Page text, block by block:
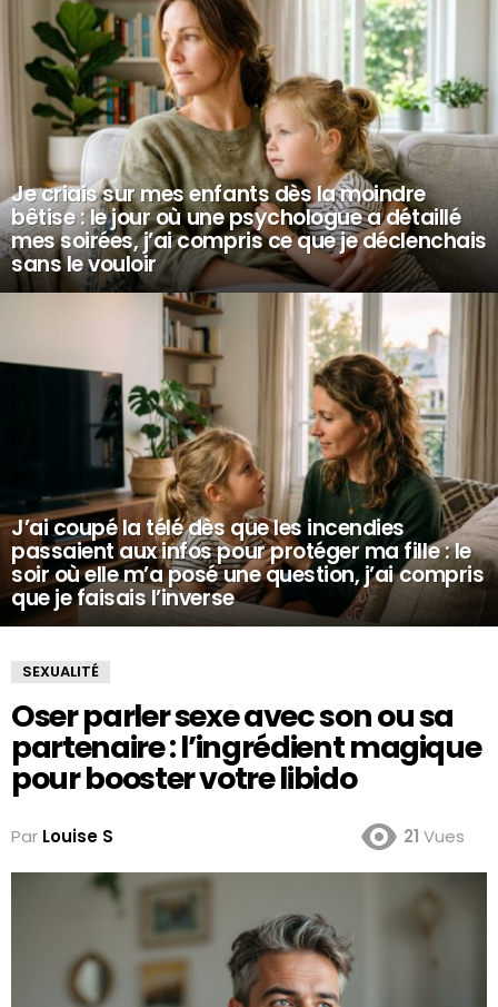
Je criais sur mes enfants dès la moindre
bêtise : le jour où une psychologue a détaillé
mes soirées, j’ai compris ce que je déclenchais
sans le vouloir
J’ai coupé la télé dès que les incendies
passaient aux infos pour protéger ma fille : le
soir où elle m’a posé une question, j’ai compris
que je faisais l’inverse
SEXUALITÉ
Oser parler sexe avec son ou sa
partenaire : l’ingrédient magique
pour booster votre libido
Par Louise S 21 Vues